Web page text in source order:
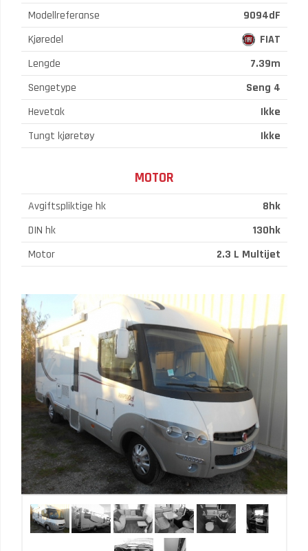
Modellreferanse
9094dF
Kjøredel
FIAT
Lengde
7.39m
Sengetype
Seng 4
Hevetak
Ikke
Tungt kjøretøy
Ikke
MOTOR
Avgiftspliktige hk
8hk
DIN hk
130hk
Motor
2.3 L Multijet